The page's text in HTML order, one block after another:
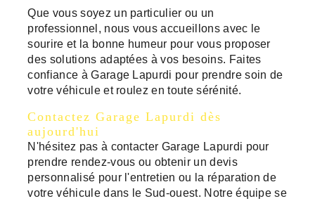
Que vous soyez un particulier ou un
professionnel, nous vous accueillons avec le
sourire et la bonne humeur pour vous proposer
des solutions adaptées à vos besoins. Faites
confiance à Garage Lapurdi pour prendre soin de
votre véhicule et roulez en toute sérénité.
Contactez Garage Lapurdi dès
aujourd'hui
N'hésitez pas à contacter Garage Lapurdi pour
prendre rendez-vous ou obtenir un devis
personnalisé pour l'entretien ou la réparation de
votre véhicule dans le Sud-ouest. Notre équipe se